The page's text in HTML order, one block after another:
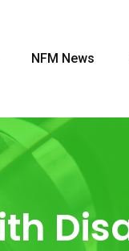
NFM News